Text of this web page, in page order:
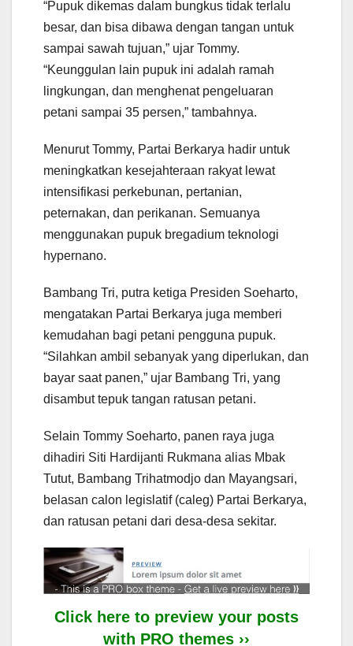
“Pupuk dikemas dalam bungkus tidak terlalu
besar, dan bisa dibawa dengan tangan untuk
sampai sawah tujuan,” ujar Tommy.
“Keunggulan lain pupuk ini adalah ramah
lingkungan, dan menghenat pengeluaran
petani sampai 35 persen,” tambahnya.
Menurut Tommy, Partai Berkarya hadir untuk
meningkatkan kesejahteraan rakyat lewat
intensifikasi perkebunan, pertanian,
peternakan, dan perikanan. Semuanya
menggunakan pupuk bregadium teknologi
hypernano.
Bambang Tri, putra ketiga Presiden Soeharto,
mengatakan Partai Berkarya juga memberi
kemudahan bagi petani pengguna pupuk.
“Silahkan ambil sebanyak yang diperlukan, dan
bayar saat panen,” ujar Bambang Tri, yang
disambut tepuk tangan ratusan petani.
Selain Tommy Soeharto, panen raya juga
dihadiri Siti Hardijanti Rukmana alias Mbak
Tutut, Bambang Trihatmodjo dan Mayangsari,
belasan calon legislatif (caleg) Partai Berkarya,
dan ratusan petani dari desa-desa sekitar.
Click here to preview your posts
with PRO themes ››